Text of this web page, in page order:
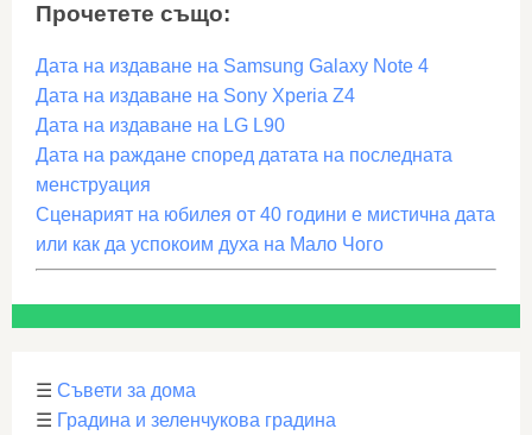
Прочетете също:
Дата на издаване на Samsung Galaxy Note 4
Дата на издаване на Sony Xperia Z4
Дата на издаване на LG L90
Дата на раждане според датата на последната
менструация
Сценарият на юбилея от 40 години е мистична дата
или как да успокоим духа на Мало Чого
☰ Съвети за дома
☰ Градина и зеленчукова градина